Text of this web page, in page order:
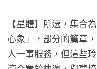
【星體】所選，集合
心象」，部分的篇章
人一事服務，但這些